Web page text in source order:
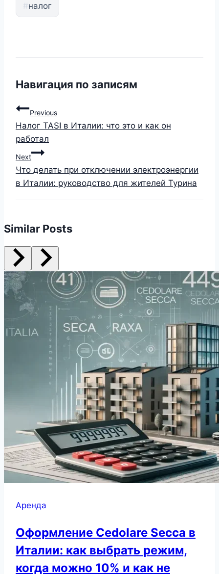
#налог
Навигация по записям
Previous
Налог TASI в Италии: что это и как он
работал
Next
Что делать при отключении электроэнергии
в Италии: руководство для жителей Турина
Similar Posts
Аренда
Оформление Cedolare Secca в
Италии: как выбрать режим,
когда можно 10% и как не